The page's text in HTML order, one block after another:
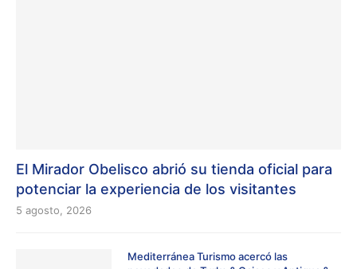
El Mirador Obelisco abrió su tienda oficial para
potenciar la experiencia de los visitantes
5 agosto, 2026
Mediterránea Turismo acercó las